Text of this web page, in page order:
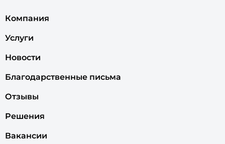
Компания
Услуги
Новости
Благодарственные письма
Отзывы
Решения
Вакансии